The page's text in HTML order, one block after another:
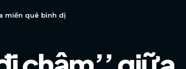
miền quê bình dị